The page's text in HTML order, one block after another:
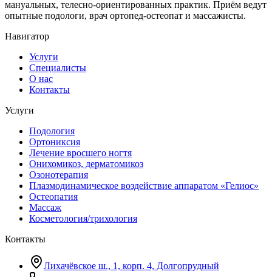
мануальных, телесно-ориентированных практик. Приём ведут
опытные подологи, врач ортопед-остеопат и массажисты.
Навигатор
Услуги
Специалисты
О нас
Контакты
Услуги
Подология
Ортониксия
Лечение вросшего ногтя
Онихомикоз, дерматомикоз
Озонотерапия
Плазмодинамическое воздействие аппаратом «Гелиос»
Остеопатия
Массаж
Косметология/трихология
Контакты
Лихачёвское ш., 1, корп. 4, Долгопрудный